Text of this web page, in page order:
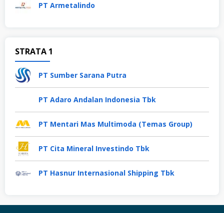
PT Armetalindo
STRATA 1
PT Sumber Sarana Putra
PT Adaro Andalan Indonesia Tbk
PT Mentari Mas Multimoda (Temas Group)
PT Cita Mineral Investindo Tbk
PT Hasnur Internasional Shipping Tbk